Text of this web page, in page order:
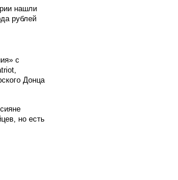
нашли
рублей
с
Донца
но есть